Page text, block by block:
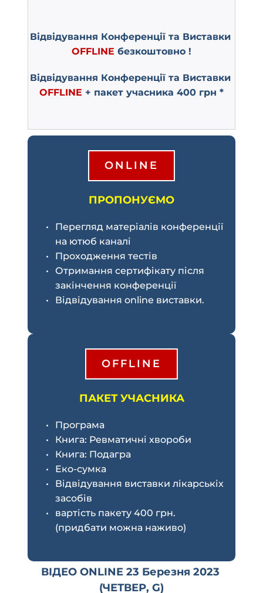
Відвідування Конференції та Виставки
OFFLINE безкоштовно !
Відвідування Конференції та Виставки
OFFLINE + пакет учасника 400 грн *
ONLINE
ПРОПОНУЄМО
Перегляд матеріалів конференції
на ютюб каналі
Проходження тестів
Отримання сертифікату після
закінчення конференції
Відвідування online виставки.
OFFLINE
ПАКЕТ УЧАСНИКА
Програма
Книга: Ревматичні хвороби
Книга: Подагра
Еко-сумка
Відвідування виставки лікарськіх
засобів
вартість пакету 400 грн.
(придбати можна наживо)
ВІДЕО ONLINE 23 Березня 2023
(ЧЕТВЕР, G)